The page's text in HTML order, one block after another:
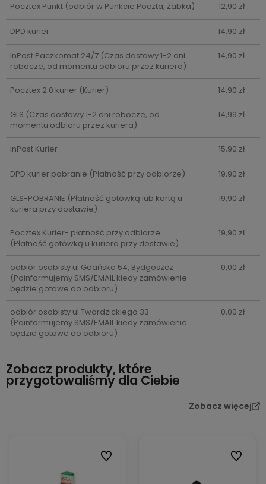
Pocztex Punkt (odbiór w Punkcie Poczta, Żabka) 12,90 zł
DPD kurier 14,90 zł
InPost Paczkomat 24/7(Czas dostawy 1-2 dni
robocze, od momentu odbioru przez kuriera)
14,90 zł
Pocztex 2.0 kurier (Kurier) 14,90 zł
GLS (Czas dostawy 1-2 dni robocze, od
momentu odbioru przez kuriera)
14,99 zł
InPost Kurier 15,90 zł
DPD kurier pobranie (Płatność przy odbiorze) 19,90 zł
GLS-POBRANIE (Płatność gotówką lub kartą u
kuriera przy dostawie)
19,90 zł
Pocztex Kurier- płatność przy odbiorze
(Płatność gotówką u kuriera przy dostawie)
19,90 zł
odbiór osobisty ul.Gdańska 54, Bydgoszcz
(Poinformujemy SMS/EMAIL kiedy zamówienie
będzie gotowe do odbioru)
0,00 zł
odbiór osobisty ul.Twardzickiego 33
(Poinformujemy SMS/EMAIL kiedy zamówienie
będzie gotowe do odbioru)
0,00 zł
Zobacz produkty, które
przygotowaliśmy dla Ciebie
Zobacz więcej
Do ulubionych Do